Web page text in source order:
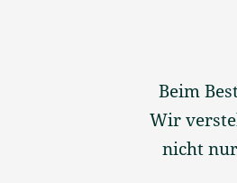
Beim
Wir
nicht